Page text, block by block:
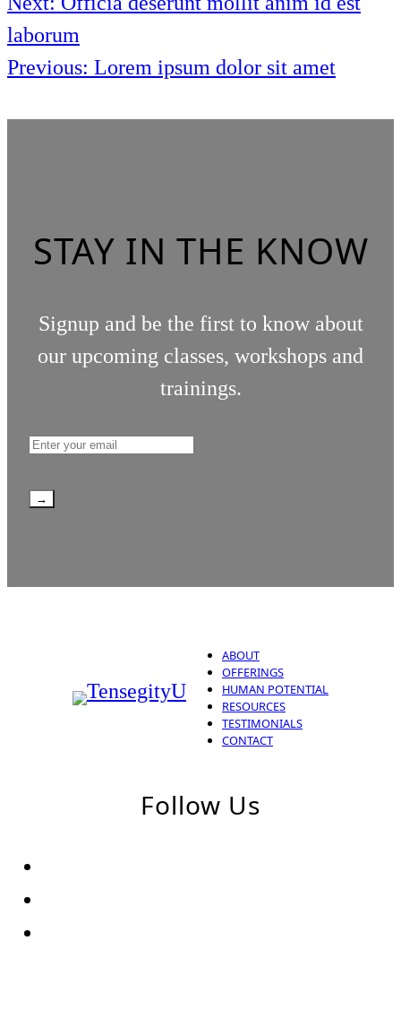
laborum
Previous: Lorem ipsum dolor sit amet
STAY IN THE KNOW
Signup and be the first to know about
our upcoming classes, workshops and
trainings.
→
ABOUT
OFFERINGS
HUMAN POTENTIAL
RESOURCES
TESTIMONIALS
CONTACT
Follow Us